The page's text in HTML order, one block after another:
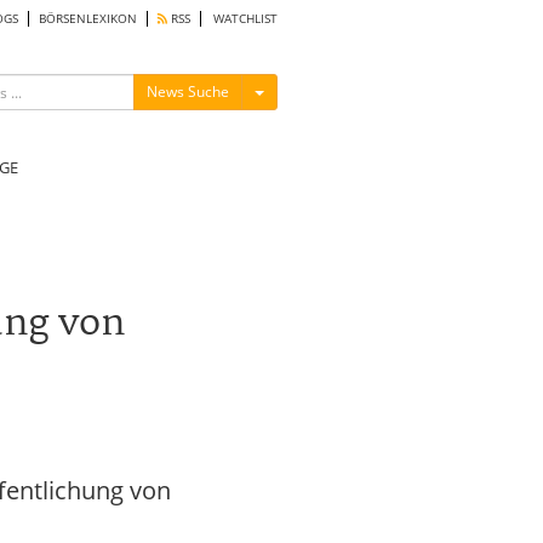
BÖRSENLEXIKON RSS WATCHLIST
News Suche Menü ein-/ausblenden
von
von